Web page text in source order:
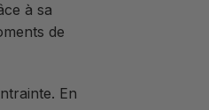
à sa
de
En